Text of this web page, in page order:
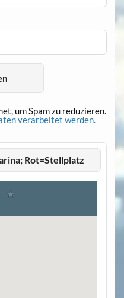
um Spam zu reduzieren.
verarbeitet werden.
Rot=Stellplatz